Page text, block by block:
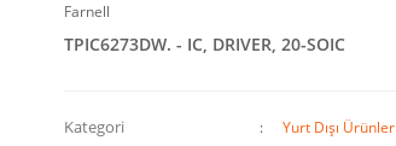
Farnell
TPIC6273DW. - IC, DRIVER, 20-SOIC
Kategori Yurt Dışı Ürünler